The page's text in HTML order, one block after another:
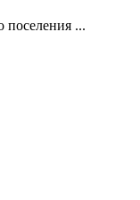
поселения ...